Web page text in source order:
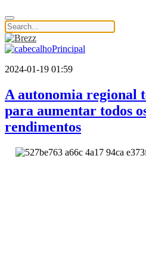
2024-01-19 01:59
A autonomia regional
para aumentar todos
rendimentos